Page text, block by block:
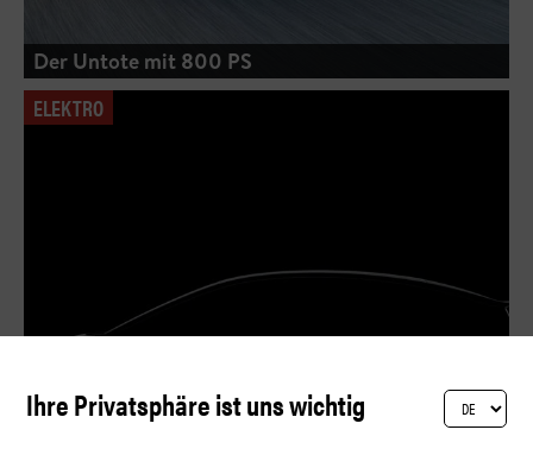
Der Untote mit 800 PS
ELEKTRO
Ihre Privatsphäre ist uns wichtig